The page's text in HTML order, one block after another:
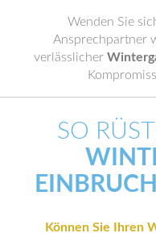
Wenden Sie
Ansprechpartner
verlässlicher
SO
Können Sie Ihren